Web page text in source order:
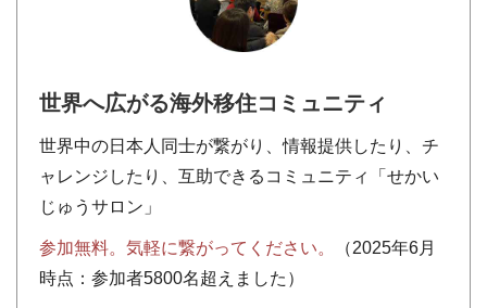
世界へ広がる海外移住コミュニティ
世界中の日本人同士が繋がり、情報提供したり、チ
ャレンジしたり、互助できるコミュニティ「せかい
じゅうサロン」
参加無料。気軽に繋がってください。
（2025年6月
時点：参加者5800名超えました）